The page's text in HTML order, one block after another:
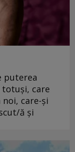
puterea
care
care-și
ă și